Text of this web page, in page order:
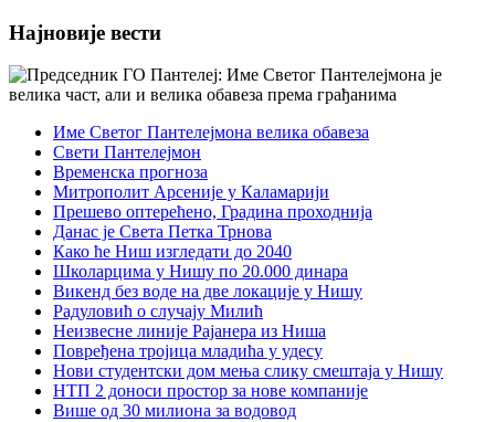
Најновије вести
Име Светог Пантелејмона велика обавеза
Свети Пантелејмон
Временска прогноза
Митрополит Арсеније у Каламарији
Прешево оптерећено, Градина проходнија
Данас је Света Петка Трнова
Како ће Ниш изгледати до 2040
Школарцима у Нишу по 20.000 динара
Викенд без воде на две локације у Нишу
Радуловић о случају Милић
Неизвесне линије Рајанера из Ниша
Повређена тројица младића у удесу
Нови студентски дом мења слику смештаја у Нишу
НТП 2 доноси простор за нове компаније
Више од 30 милиона за водовод